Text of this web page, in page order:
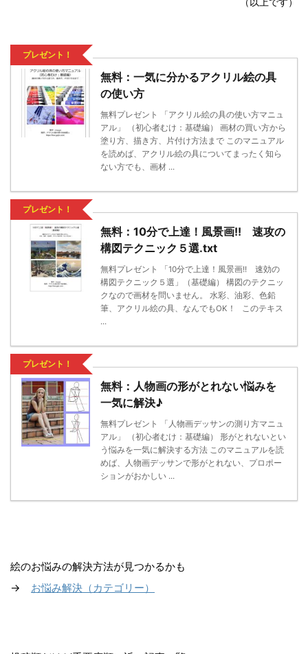
プレゼント！
無料：一気に分かるアクリル絵の具
の使い方
無料プレゼント 「アクリル絵の具の使い方マニュ
アル」 （初心者むけ：基礎編） 画材の買い方から
塗り方、描き方、片付け方法まで このマニュアル
を読めば、アクリル絵の具についてまったく知ら
ない方でも、画材 ...
プレゼント！
無料：10分で上達！風景画!! 速攻の
構図テクニック５選.txt
無料プレゼント 「10分で上達！風景画!! 速効の
構図テクニック５選」（基礎編） 構図のテクニッ
クなので画材を問いません。 水彩、油彩、色鉛
筆、アクリル絵の具、なんでもOK！ このテキス
...
プレゼント！
無料：人物画の形がとれない悩みを
一気に解決♪
無料プレゼント 「人物画デッサンの測り方マニュ
アル」 （初心者むけ：基礎編） 形がとれないとい
う悩みを一気に解決する方法 このマニュアルを読
めば、人物画デッサンで形がとれない、プロポー
ションがおかしい ...
絵のお悩みの解決方法が見つかるかも
→ お悩み解決（カテゴリー）